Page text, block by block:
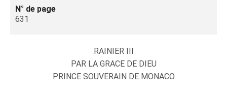
N° de page
631
RAINIER III
PAR LA GRACE DE DIEU
PRINCE SOUVERAIN DE MONACO